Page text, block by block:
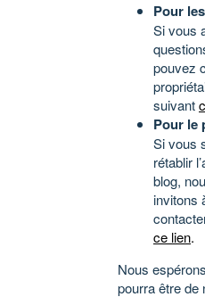
Pour
Si vous
pouvez
suivant
Pour le
Si vous
rétablir
blog,
invitons
ce lien.
Nous
pourra être de